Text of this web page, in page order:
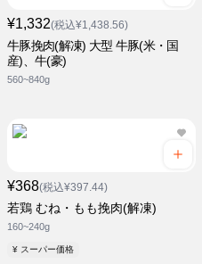
¥1,332(税込¥1,438.56)
牛豚挽肉(解凍) 大型 牛豚(米・国
産)、牛(豪)
560~840g
¥368(税込¥397.44)
若鶏 むね・もも挽肉(解凍)
160~240g
¥ スーパー価格